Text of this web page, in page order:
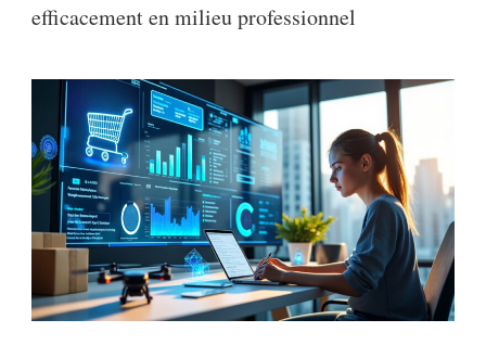
efficacement en milieu professionnel